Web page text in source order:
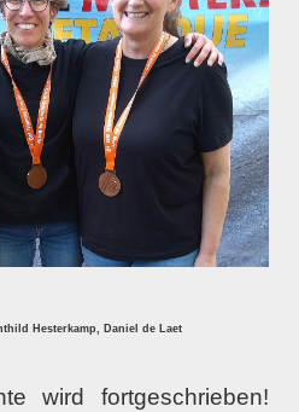
Hesterkamp, Daniel de Laet
wird fortgeschrieben!